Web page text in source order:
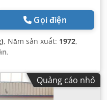
Gọi điện
, Năm sản xuất: 1972,
,
Quảng cáo nhỏ